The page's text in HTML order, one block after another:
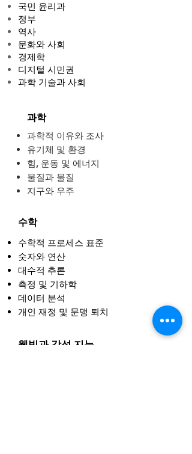
국민 윤리과
정부
역사
문화와 사회
경제학
디지털 시민권
과학 기술과 사회
과학
과학적 이유와 조사
유기체 및 환경
힘, 운동 및 에너지
물질과 물질
지구와 우주
수학
수학적 프로세스 표준
숫자와 연산
대수적 추론
측정 및 기하학
데이터 분석
개인 재정 및 문맹 퇴치
웰빙과 감성 지능